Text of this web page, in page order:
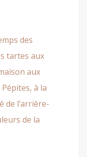
des
tartes aux
aux
à la
de l’arrière-
de la